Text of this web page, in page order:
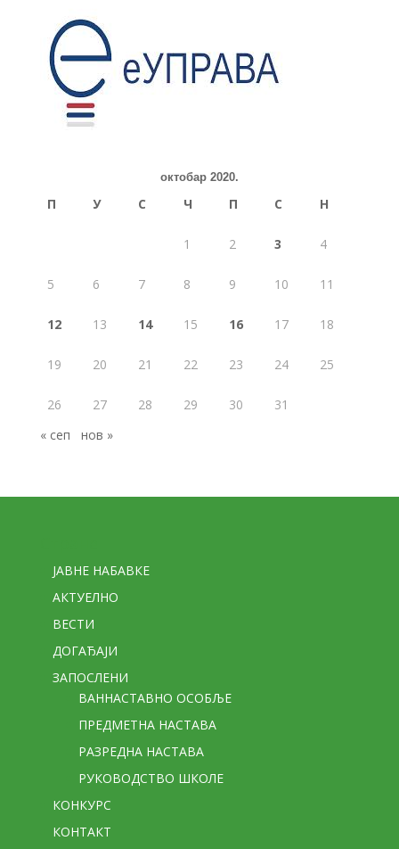
октобар 2020.
П У С Ч П С Н
1 2 3 4
5 6 7 8 9 10 11
12 13 14 15 16 17 18
19 20 21 22 23 24 25
26 27 28 29 30
31
« сеп
нов »
ЈАВНЕ НАБАВКЕ
АКТУЕЛНО
ВЕСТИ
ДОГАЂАЈИ
ЗАПОСЛЕНИ
ВАННАСТАВНО ОСОБЉЕ
ПРЕДМЕТНА НАСТАВА
РАЗРЕДНА НАСТАВА
РУКОВОДСТВО ШКОЛЕ
КОНКУРС
КОНТАКТ